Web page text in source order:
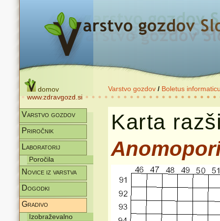
domov
www.zdravgozd.si
Varstvo gozdov / Boletus
Varstvo gozdov
Priročnik
Laboratorij
Poročila
Novice iz varstva
Dogodki
Gradivo
Izobraževalno
Karta